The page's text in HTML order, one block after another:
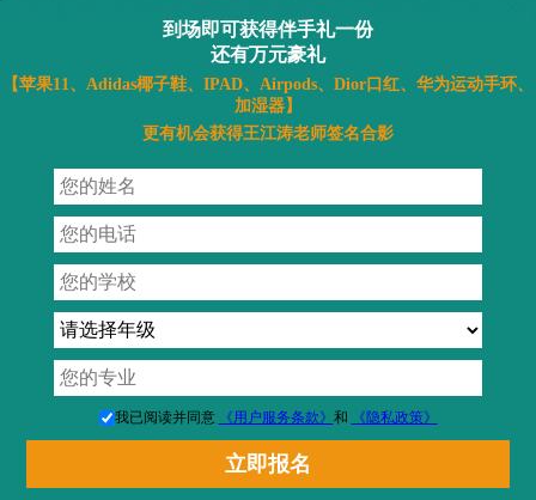
到场即可获得伴手礼一份
还有万元豪礼
【苹果11、Adidas椰子鞋、IPAD、Airpods、Dior口红、华为运动手环、
加湿器】
更有机会获得王江涛老师签名合影
我已阅读并同意 《用户服务条款》 和 《隐私政策》
到场可获得伴手礼一份，火速报名